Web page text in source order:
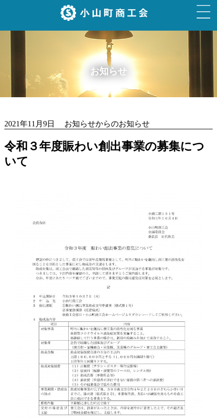
お知らせ
2021年11月9日 お知らせからのお知らせ
令和３年度賑わい創出事業の募集につ
いて